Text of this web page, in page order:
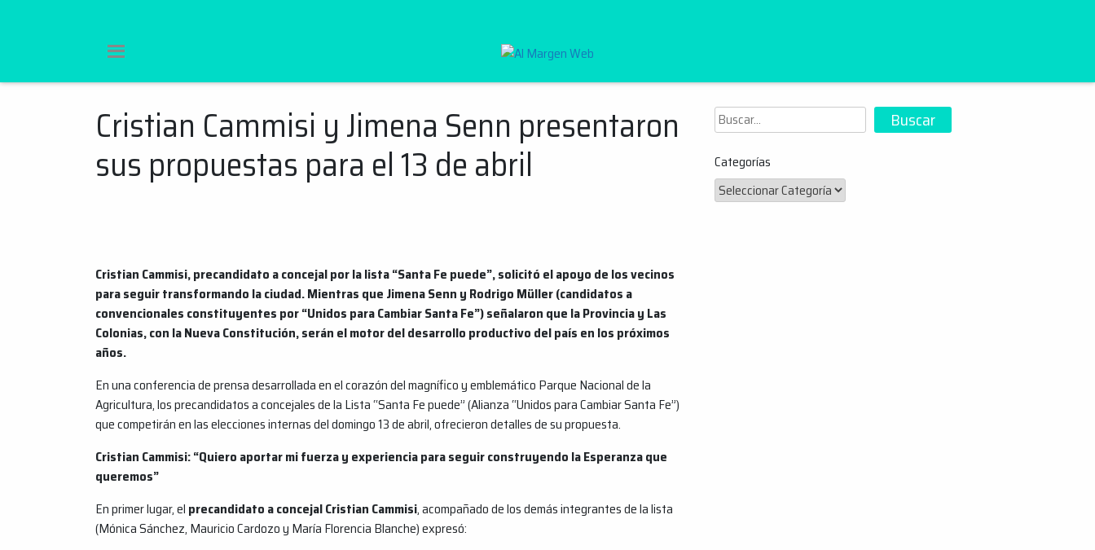
Ir
al
contenido
Cristian Cammisi y Jimena Senn presentaron
sus propuestas para el 13 de abril
Cristian Cammisi, precandidato a concejal por la lista “Santa Fe puede”, solicitó el apoyo de los vecinos
para seguir transformando la ciudad. Mientras que Jimena Senn y Rodrigo Müller (candidatos a
convencionales constituyentes por “Unidos para Cambiar Santa Fe”) señalaron que la Provincia y Las
Colonias, con la Nueva Constitución, serán el motor del desarrollo productivo del país en los próximos
años.
En una conferencia de prensa desarrollada en el corazón del magnífico y emblemático Parque Nacional de la
Agricultura, los precandidatos a concejales de la Lista “Santa Fe puede” (Alianza “Unidos para Cambiar Santa Fe”)
que competirán en las elecciones internas del domingo 13 de abril, ofrecieron detalles de su propuesta.
Cristian Cammisi: “Quiero aportar mi fuerza y experiencia para seguir construyendo la Esperanza que
queremos”
En primer lugar, el precandidato a concejal Cristian Cammisi, acompañado de los demás integrantes de la lista
(Mónica Sánchez, Mauricio Cardozo y María Florencia Blanche) expresó:
Buscar Buscar
Categorías